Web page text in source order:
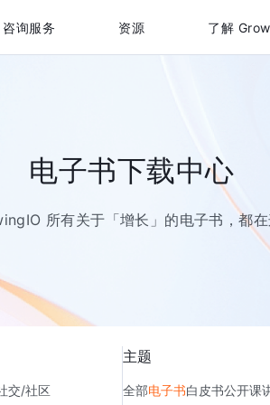
咨询服务 资源 了解
电子书下载中心
所有关于「增长」的电子书，都在
交/社区
主题
全部电子书白皮书公开课